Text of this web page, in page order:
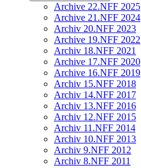
Archive 22.NFF 2025
Archive 21.NFF 2024
Archiv 20.NFF 2023
Archive 19.NFF 2022
Archiv 18.NFF 2021
Archive 17.NFF 2020
Archive 16.NFF 2019
Archiv 15.NFF 2018
Archiv 14.NFF 2017
Archiv 13.NFF 2016
Archiv 12.NFF 2015
Archiv 11.NFF 2014
Archiv 10.NFF 2013
Archiv 9.NFF 2012
Archiv 8.NFF 2011